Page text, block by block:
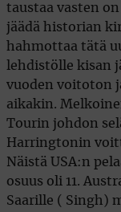
taustaa vasten
jäädä historian
hahmottaa tätä
lehdistölle kisan
vuoden voitoton
aikakin.
Tourin johdon
Harringtonin
Näistä USA:n
osuus oli 11.
Saarille ( Singh)